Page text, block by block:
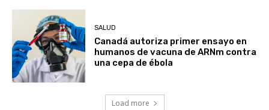
SALUD
Canadá autoriza primer ensayo en
humanos de vacuna de ARNm contra
una cepa de ébola
Load more